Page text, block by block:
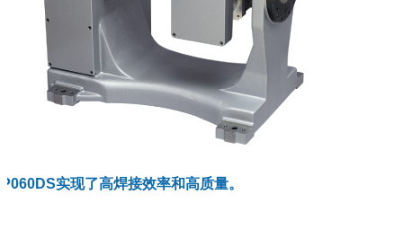
实现了高焊接效率和高质量。